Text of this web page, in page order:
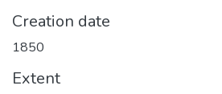
Creation date
1850
Extent